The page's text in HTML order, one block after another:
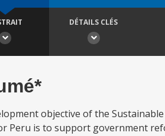
DÉTAILS CLÉS
objective of the
Peru is to support government